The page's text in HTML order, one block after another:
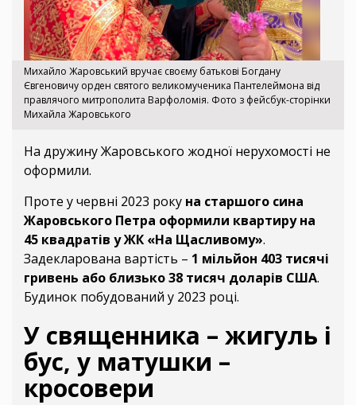
Михайло Жаровський вручає своєму батькові Богдану
Євгеновичу орден святого великомученика Пантелеймона від
правлячого митрополита Варфоломія. Фото з фейсбук-сторінки
Михайла Жаровського
На дружину Жаровського жодної нерухомості не
оформили.
Проте у червні 2023 року на старшого сина
Жаровського Петра оформили квартиру на
45 квадратів у ЖК «На Щасливому».
Задекларована вартість – 1 мільйон 403 тисячі
гривень або близько 38 тисяч доларів США.
Будинок побудований у 2023 році.
У священника – жигуль і
бус, у матушки –
кросовери